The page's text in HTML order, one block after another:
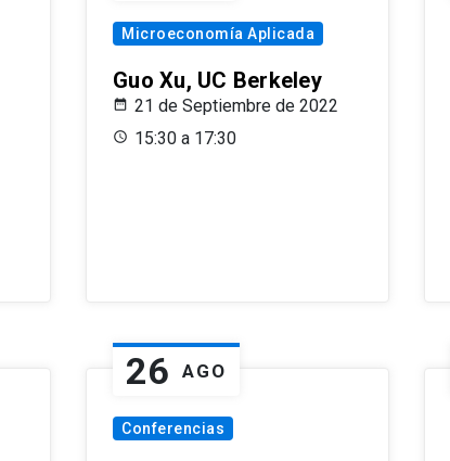
Microeconomía Aplicada
Guo Xu, UC Berkeley
21 de Septiembre de 2022
15:30 a 17:30
26 AGO
Conferencias